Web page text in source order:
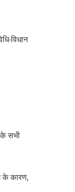
विधान
सभी
के कारण,